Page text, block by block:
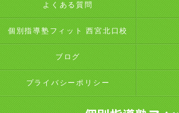
よくある質問
個別指導塾フィット 西宮北口校
ブログ
プライバシーポリシー